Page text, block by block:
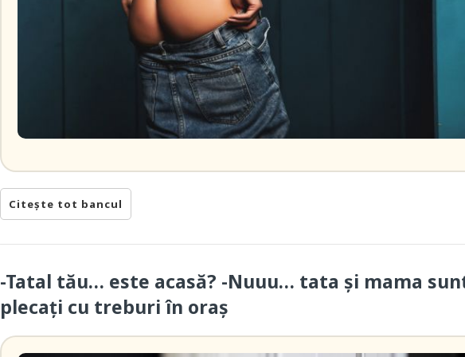
Citește tot bancul
-Tatal tău… este acasă? -Nuuu… tata și mama
plecați cu treburi în oraș